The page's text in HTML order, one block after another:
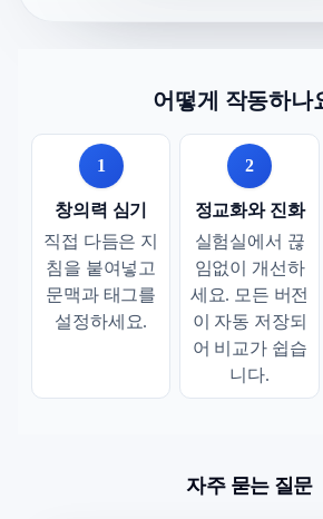
어떻게 작동하나
1
창의력 심기
직접 다듬은 지
침을 붙여넣고
문맥과 태그를
설정하세요.
2
정교화와 진화
실험실에서 끊
임없이 개선하
세요. 모든 버전
이 자동 저장되
어 비교가 쉽습
니다.
자주 묻는 질문